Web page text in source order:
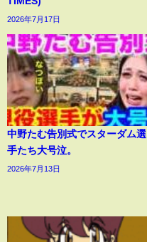
2026年7月17日
中野たむ告別式でスターダム選
手たち大号泣。
2026年7月13日